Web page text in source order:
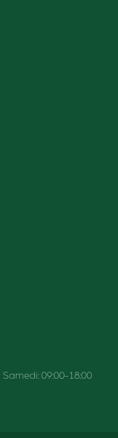
09:00-18:00